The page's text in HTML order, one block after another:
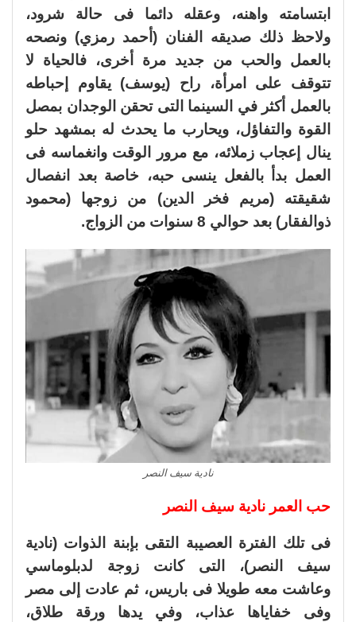
ابتسامته واهنه، وعقله دائما فى حالة شرود،
ولاحظ ذلك صديقه الفنان (أحمد رمزي) ونصحه
بالعمل والحب من جديد مرة أخرى، فالحياة لا
تتوقف على امرأة، راح (يوسف) يقاوم إحباطه
بالعمل أكثر في السينما التى تحقن الوجدان بمصل
القوة والتفاؤل، ويحارب ما يحدث له بمشهد حلو
ينال إعجاب زملائه، مع مرور الوقت وانغماسه فى
العمل بدأ بالفعل ينسى حبه، خاصة بعد انفصال
شقيقته (مريم فخر الدين) من زوجها (محمود
ذوالفقار) بعد حوالي 8 سنوات من الزواج.
نادية سيف النصر
حب العمر نادية سيف النصر
فى تلك الفترة العصيبة التقى بإبنة الذوات (نادية
سيف النصر)، التى كانت زوجة لدبلوماسي
وعاشت معه طويلا فى باريس، ثم عادت إلى مصر
وفى خفاياها عذاب، وفي يدها ورقة طلاق،